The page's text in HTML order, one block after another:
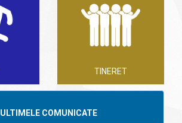
TINERET
ULTIMELE COMUNICATE